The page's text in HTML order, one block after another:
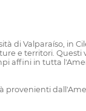
di Valparaíso,
e territori.
affini in tutta